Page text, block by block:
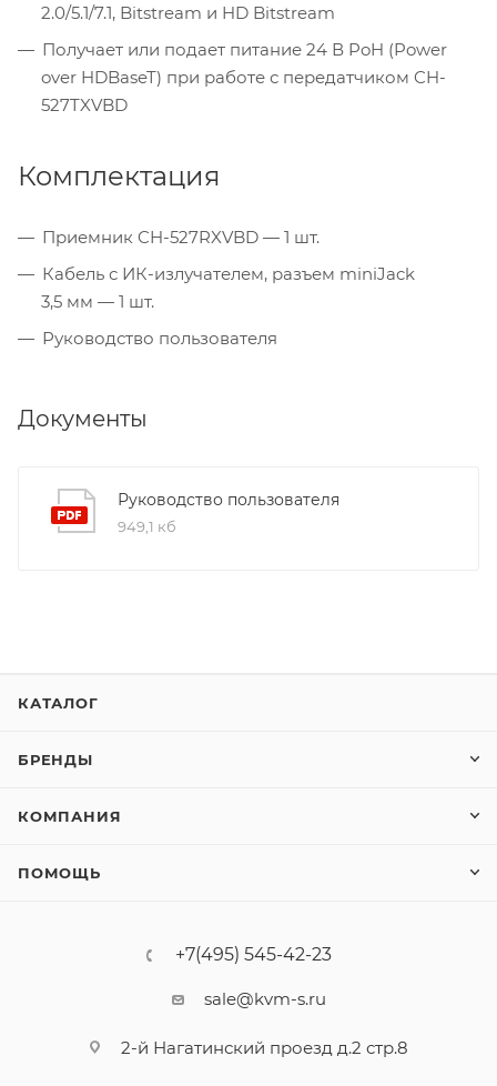
2.0/5.1/7.1, Bitstream и HD Bitstream
Получает или подает питание 24 В PoH (Power
over HDBaseT) при работе с передатчиком CH-
527TXVBD
Комплектация
Приемник CH-527RXVBD — 1 шт.
Кабель с ИК-излучателем, разъем miniJack
3,5 мм — 1 шт.
Руководство пользователя
Документы
Руководство пользователя
949,1 кб
КАТАЛОГ
БРЕНДЫ
КОМПАНИЯ
ПОМОЩЬ
+7(495) 545-42-23
sale@kvm-s.ru
2-й Нагатинский проезд д.2 стр.8